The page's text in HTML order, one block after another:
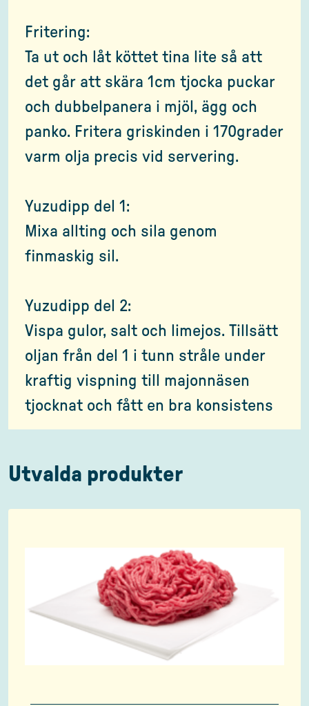
Fritering:
Ta ut och låt köttet tina lite så att
det går att skära 1cm tjocka puckar
och dubbelpanera i mjöl, ägg och
panko. Fritera griskinden i 170grader
varm olja precis vid servering.
Yuzudipp del 1:
Mixa allting och sila genom
finmaskig sil.
Yuzudipp del 2:
Vispa gulor, salt och limejos. Tillsätt
oljan från del 1 i tunn stråle under
kraftig vispning till majonnäsen
tjocknat och fått en bra konsistens
Utvalda produkter